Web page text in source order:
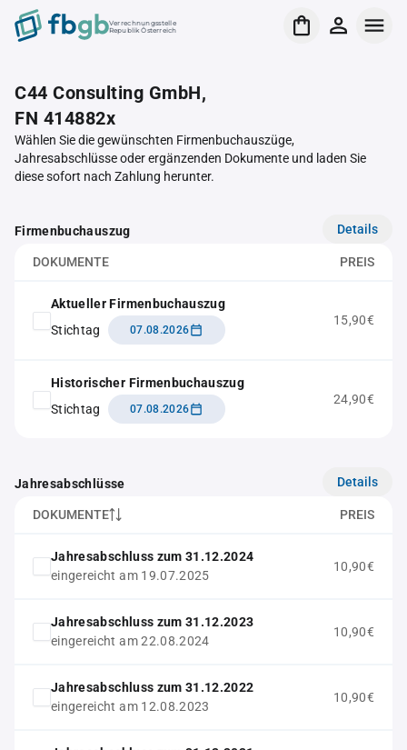
Verrechnungsstelle
Republik Österreich
C44 Consulting GmbH,
FN 414882x
Wählen Sie die gewünschten Firmenbuchauszüge,
Jahresabschlüsse oder ergänzenden Dokumente und laden Sie
diese sofort nach Zahlung herunter.
Firmenbuchauszug Details
DOKUMENTE PREIS
Aktueller Firmenbuchauszug
Stichtag
07.08.2026
15,90€
Historischer Firmenbuchauszug
Stichtag
07.08.2026
24,90€
Jahresabschlüsse Details
DOKUMENTE PREIS
Jahresabschluss zum 31.12.2024
eingereicht am 19.07.2025
10,90€
Jahresabschluss zum 31.12.2023
eingereicht am 22.08.2024
10,90€
Jahresabschluss zum 31.12.2022
eingereicht am 12.08.2023
10,90€